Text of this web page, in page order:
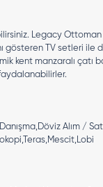
Legacy
TV setleri ile
kent manzaralı çatı
Alım /